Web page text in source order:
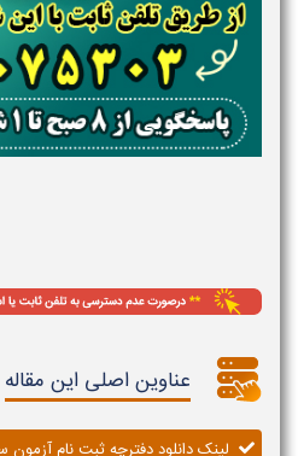
عناوین اصلی این مقاله
لینک دانلود دفترچه ثبت نام آزمون